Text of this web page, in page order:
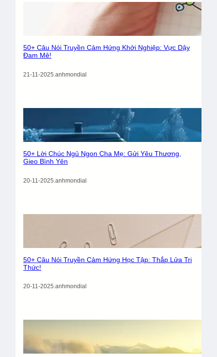
50+ Câu Nói Truyền Cảm Hứng Khởi Nghiệp: Vực Dậy
Đam Mê!
21-11-2025.anhmondial
50+ Lời Chúc Ngủ Ngon Cha Mẹ: Gửi Yêu Thương,
Gieo Bình Yên
20-11-2025 anhmondial
50+ Câu Nói Truyền Cảm Hứng Học Tập: Thắp Lửa Tri
Thức!
20-11-2025.anhmondial